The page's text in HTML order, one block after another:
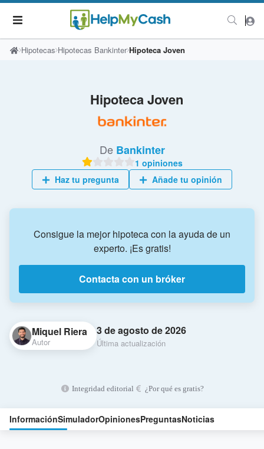
Hipotecas Hipotecas Bankinter Hipoteca Joven
Hipoteca Joven
De Bankinter
1 opiniones
Haz tu pregunta
Añade tu opinión
Consigue la mejor hipoteca con la ayuda de un
experto. ¡Es gratis!
Contacta con un bróker
Miquel Riera
Autor
3 de agosto de 2026
Última actualización
Integridad editorial ¿Por qué es gratis?
InformaciónSimuladorOpinionesPreguntasNoticias